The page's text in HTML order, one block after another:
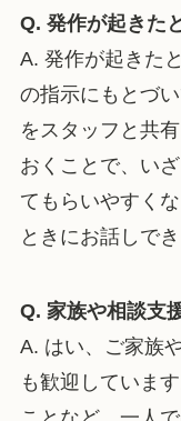
Q. 発作が起きた
A. 発作が起きた
の指示にもとづ
をスタッフと共
おくことで、い
てもらいやすく
ときにお話しでき
Q. 家族や相談支
A. はい、ご家族
も歓迎していま